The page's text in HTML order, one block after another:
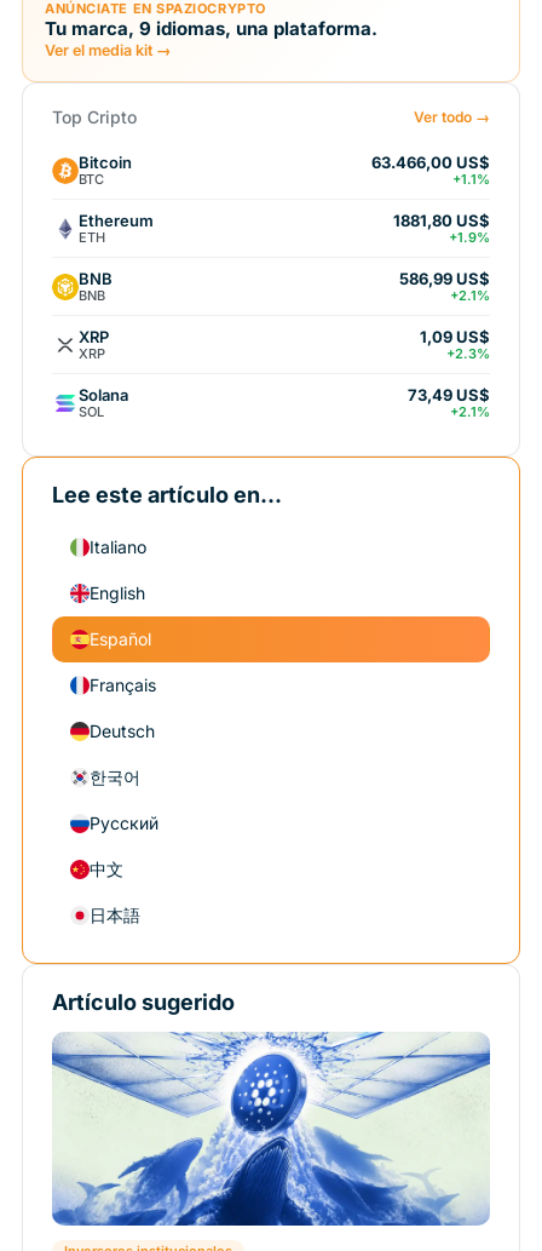
ANÚNCIATE EN SPAZIOCRYPTO
Tu marca, 9 idiomas, una plataforma.
Ver el media kit →
Top Cripto Ver todo →
Bitcoin
BTC
63.466,00 US$
+1.1%
Ethereum
ETH
1881,80 US$
+1.9%
BNB
BNB
586,99 US$
+2.1%
XRP
XRP
1,09 US$
+2.3%
Solana
SOL
73,49 US$
+2.1%
Lee este artículo en...
Italiano
English
Español
Français
Deutsch
한국어
Русский
中文
日本語
Artículo sugerido